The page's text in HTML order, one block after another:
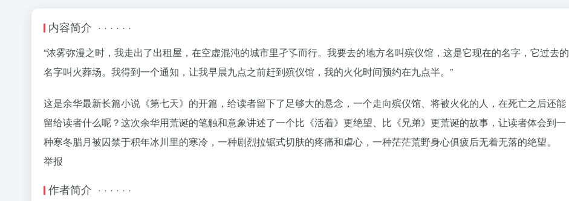
内容简介 · · · · · ·
“浓雾弥漫之时，我走出了出租屋，在空虚混沌的城市里孑孓而行。我要去的地方名叫殡仪馆，这是它现在的名字，它过去的
名字叫火葬场。我得到一个通知，让我早晨九点之前赶到殡仪馆，我的火化时间预约在九点半。”
这是余华最新长篇小说《第七天》的开篇，给读者留下了足够大的悬念，一个走向殡仪馆、将被火化的人，在死亡之后还能
留给读者什么呢？这次余华用荒诞的笔触和意象讲述了一个比《活着》更绝望、比《兄弟》更荒诞的故事，让读者体会到一
种寒冬腊月被囚禁于积年冰川里的寒冷，一种剧烈拉锯式切肤的疼痛和虐心，一种茫茫荒野身心俱疲后无着无落的绝望。
举报
作者简介 · · · · · ·